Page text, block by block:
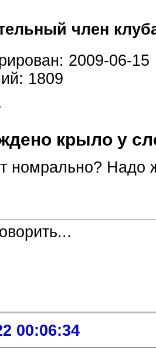
член
2009-06-15
1809
крыло у
номрально? Надо
00:06:34